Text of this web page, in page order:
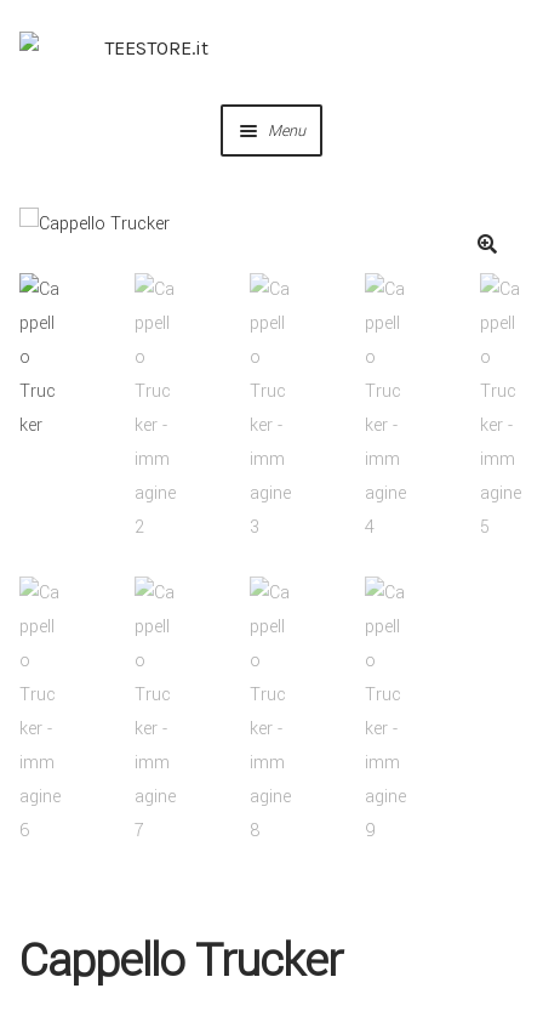
Menu
COLLABORAZIONI
IDEE REGALO
CREA IL TUO BRAND
TEESTORE BUSINESS
INFO
Cappello Trucker